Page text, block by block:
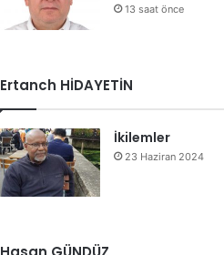
13 saat önce
Ertanch HİDAYETİN
İkilemler
23 Haziran 2024